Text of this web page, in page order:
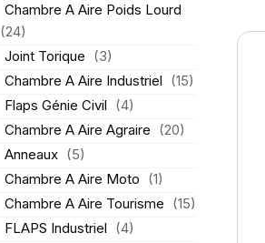
Chambre A Aire Poids Lourd
(24)
Joint Torique (3)
Chambre A Aire Industriel (15)
Flaps Génie Civil (4)
Chambre A Aire Agraire (20)
Anneaux (5)
Chambre A Aire Moto (1)
Chambre A Aire Tourisme (15)
FLAPS Industriel (4)